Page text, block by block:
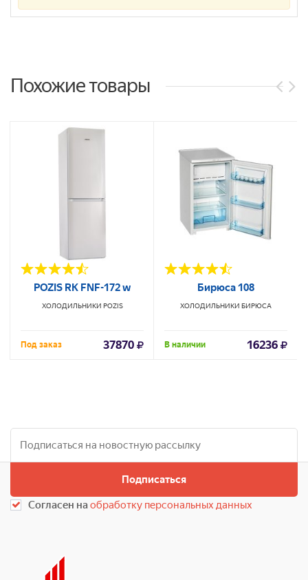
Похожие товары
POZIS RK FNF-172 w
ХОЛОДИЛЬНИКИ POZIS
Под заказ 37870
Бирюса 108
ХОЛОДИЛЬНИКИ БИРЮСА
В наличии 16236
Подписаться
Согласен наобработку персональных данных